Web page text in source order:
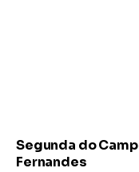
Segunda do
Fernandes